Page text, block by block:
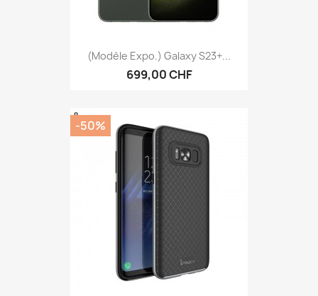
(modèle Expo.) Galaxy S23+...
699,00 CHF
-50%